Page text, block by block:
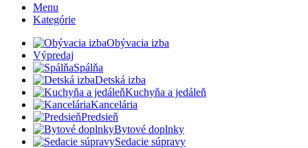
Menu
Kategórie
Obývacia izba
Výpredaj
Spálňa
Detská izba
Kuchyňa a jedáleň
Kancelária
Predsieň
Bytové doplnky
Sedacie súpravy